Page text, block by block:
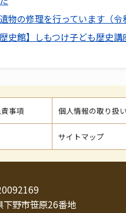
物の修理を行っています（令
歴史館】しもつけ子ども歴史講
事項 個人情報の取り扱い
サイトマップ
野市笹原26番地